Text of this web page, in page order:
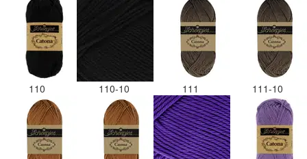
110 110-10 111 111-10